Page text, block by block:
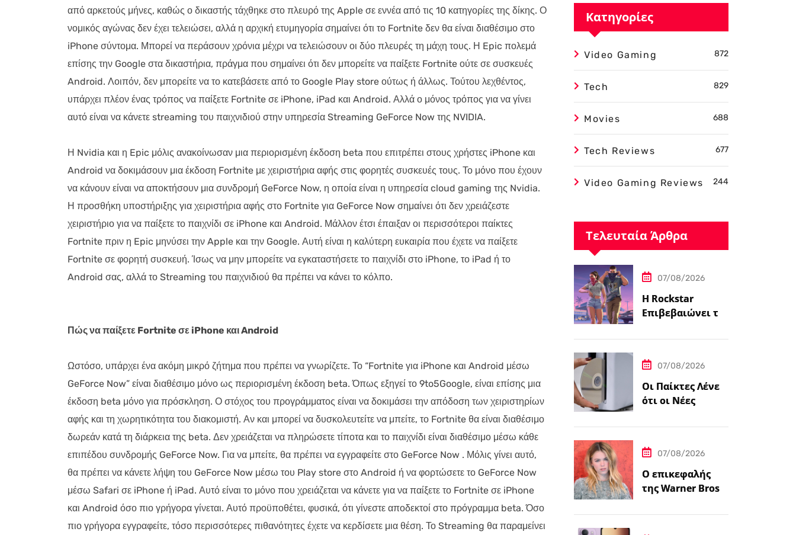
από αρκετούς μήνες, καθώς ο δικαστής τάχθηκε στο πλευρό της Apple σε εννέα από τις 10 κατηγορίες της δίκης. Ο
νομικός αγώνας δεν έχει τελειώσει, αλλά η αρχική ετυμηγορία σημαίνει ότι το Fortnite δεν θα είναι διαθέσιμο στο
iPhone σύντομα. Μπορεί να περάσουν χρόνια μέχρι να τελειώσουν οι δύο πλευρές τη μάχη τους. Η Epic πολεμά
επίσης την Google στα δικαστήρια, πράγμα που σημαίνει ότι δεν μπορείτε να παίξετε Fortnite ούτε σε συσκευές
Android. Λοιπόν, δεν μπορείτε να το κατεβάσετε από το Google Play store ούτως ή άλλως. Τούτου λεχθέντος,
υπάρχει πλέον ένας τρόπος να παίξετε Fortnite σε iPhone, iPad και Android. Αλλά ο μόνος τρόπος για να γίνει
αυτό είναι να κάνετε streaming του παιχνιδιού στην υπηρεσία Streaming GeForce Now της NVIDIA.
Η Nvidia και η Epic μόλις ανακοίνωσαν μια περιορισμένη έκδοση beta που επιτρέπει στους χρήστες iPhone και
Android να δοκιμάσουν μια έκδοση Fortnite με χειριστήρια αφής στις φορητές συσκευές τους. Το μόνο που έχουν
να κάνουν είναι να αποκτήσουν μια συνδρομή GeForce Now, η οποία είναι η υπηρεσία cloud gaming της Nvidia.
Η προσθήκη υποστήριξης για χειριστήρια αφής στο Fortnite για GeForce Now σημαίνει ότι δεν χρειάζεστε
χειριστήριο για να παίξετε το παιχνίδι σε iPhone και Android. Μάλλον έτσι έπαιξαν οι περισσότεροι παίκτες
Fortnite πριν η Epic μηνύσει την Apple και την Google. Αυτή είναι η καλύτερη ευκαιρία που έχετε να παίξετε
Fortnite σε φορητή συσκευή. Ίσως να μην μπορείτε να εγκαταστήσετε το παιχνίδι στο iPhone, το iPad ή το
Android σας, αλλά το Streaming του παιχνιδιού θα πρέπει να κάνει το κόλπο.
Πώς να παίξετε Fortnite σε iPhone και Android
Ωστόσο, υπάρχει ένα ακόμη μικρό ζήτημα που πρέπει να γνωρίζετε. Το “Fortnite για iPhone και Android μέσω
GeForce Now” είναι διαθέσιμο μόνο ως περιορισμένη έκδοση beta. Όπως εξηγεί το 9to5Google, είναι επίσης μια
έκδοση beta μόνο για πρόσκληση. Ο στόχος του προγράμματος είναι να δοκιμάσει την απόδοση των χειριστηρίων
αφής και τη χωρητικότητα του διακομιστή. Αν και μπορεί να δυσκολευτείτε να μπείτε, το Fortnite θα είναι διαθέσιμο
δωρεάν κατά τη διάρκεια της beta. Δεν χρειάζεται να πληρώσετε τίποτα και το παιχνίδι είναι διαθέσιμο μέσω κάθε
επιπέδου συνδρομής GeForce Now. Για να μπείτε, θα πρέπει να εγγραφείτε στο GeForce Now . Μόλις γίνει αυτό,
θα πρέπει να κάνετε λήψη του GeForce Now μέσω του Play store στο Android ή να φορτώσετε το GeForce Now
μέσω Safari σε iPhone ή iPad. Αυτό είναι το μόνο που χρειάζεται να κάνετε για να παίξετε το Fortnite σε iPhone
και Android όσο πιο γρήγορα γίνεται. Αυτό προϋποθέτει, φυσικά, ότι γίνεστε αποδεκτοί στο πρόγραμμα beta. Όσο
πιο γρήγορα εγγραφείτε, τόσο περισσότερες πιθανότητες έχετε να κερδίσετε μια θέση. Το Streaming θα παραμείνει
Κατηγορίες
Video Gaming 872
Tech 829
Movies 688
Tech Reviews 677
Video Gaming Reviews 244
Τελευταία Άρθρα
07/08/2026
Η Rockstar
Επιβεβαιώνει το
6: Μια
Ματιά Κάνει
Πρεμιέρα στο
Netflix Αυτόν τον
07/08/2026
Οι Παίκτες Λένε
ότι οι Νέες
PlayStation 5
Αυτοκόλλητο…
07/08/2026
Ο επικεφαλής
της Warner Bros.
Gunn είναι